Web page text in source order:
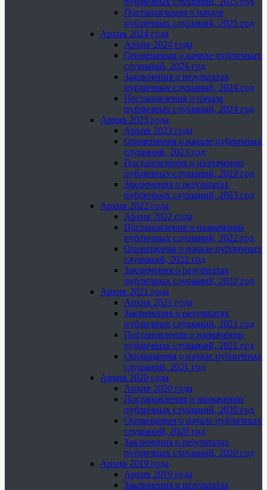
Постановления о начале
публичных слушаний, 2025 год
Архив 2024 года
Архив 2024 года
Оповещения о начале публичных
слушаний, 2024 год
Заключения о результатах
публичных слушаний, 2024 год
Постановления о начале
публичных слушаний, 2024 год
Архив 2023 года
Архив 2023 года
Оповещения о начале публичных
слушаний, 2023 год
Постановления о назначении
публичных слушаний, 2023 год
Заключения о результатах
публичных слушаний, 2023 год
Архив 2022 года
Архив 2022 года
Постановления о назначении
публичных слушаний, 2022 год
Оповещения о начале публичных
слушаний, 2022 год
Заключения о результатах
публичных слушаний, 2022 год
Архив 2021 года
Архив 2021 года
Заключения о результатах
публичных слушаний, 2021 год
Постановления о назначении
публичных слушаний, 2021 год
Оповещения о начале публичных
слушаний, 2021 год
Архив 2020 года
Архив 2020 года
Постановления о назначении
публичных слушаний, 2020 год
Оповещения о начале публичных
слушаний, 2020 год
Заключения о результатах
публичных слушаний, 2020 год
Архив 2019 года
Архив 2019 года
Заключения о результатах